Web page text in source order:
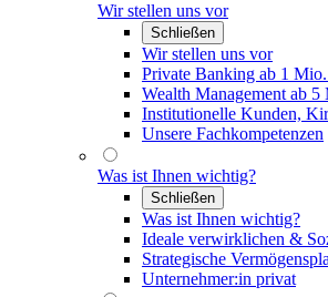
Wir stellen uns vor
Schließen
Wir stellen uns vor
Private Banking ab 1
Wealth Management ab
Institutionelle Kunden,
Unsere Fachkompetenzen
Was ist Ihnen wichtig?
Schließen
Was ist Ihnen wichtig?
Ideale verwirklichen &
Strategische
Unternehmer:in privat